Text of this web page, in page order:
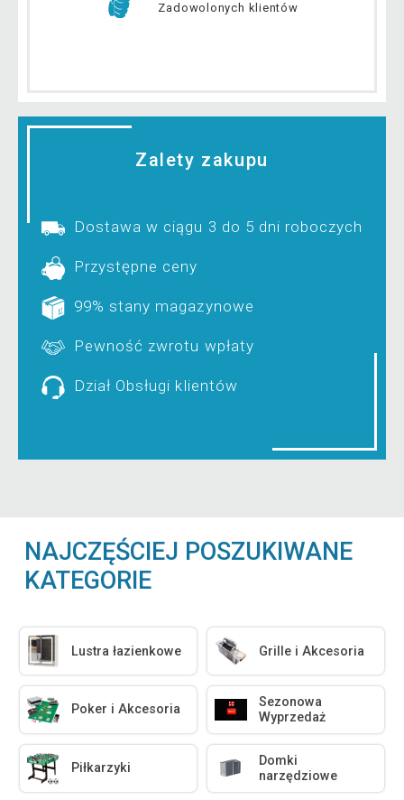
Zadowolonych klientów
Zalety zakupu
Dostawa w ciągu 3 do 5 dni roboczych
Przystępne ceny
99% stany magazynowe
Pewność zwrotu wpłaty
Dział Obsługi klientów
NAJCZĘŚCIEJ POSZUKIWANE
KATEGORIE
Lustra łazienkowe Grille i Akcesoria
Poker i Akcesoria
Sezonowa
Wyprzedaż
Piłkarzyki
Domki
narzędziowe